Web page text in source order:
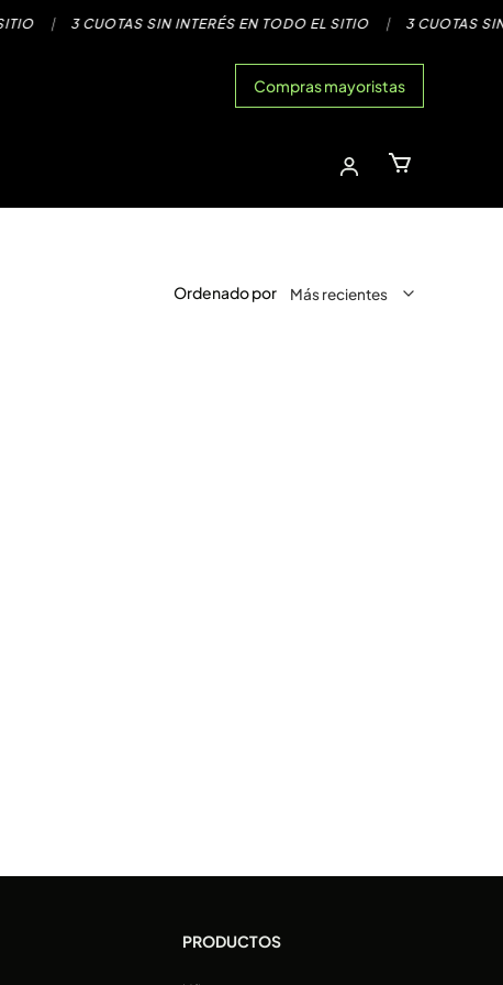
| 3 CUOTAS SIN INTERÉS EN TODO EL SITIO | 3 CUOTAS SIN
Compras mayoristas
Ordenado por
PRODUCTOS